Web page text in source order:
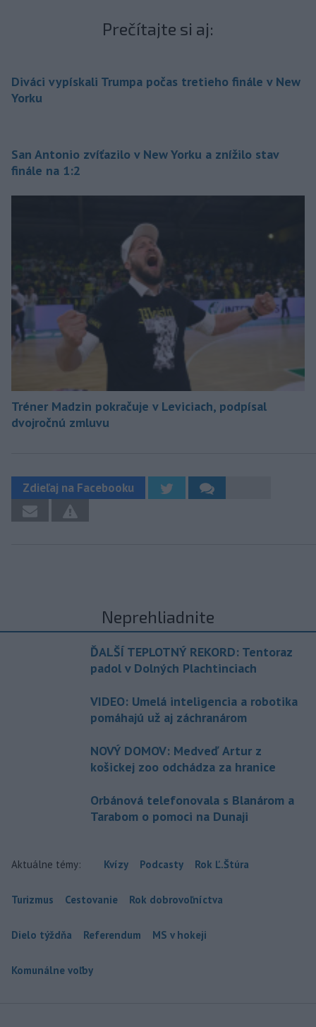
Prečítajte si aj:
Diváci vypískali Trumpa počas tretieho finále v New
Yorku
San Antonio zvíťazilo v New Yorku a znížilo stav
finále na 1:2
Tréner Madzin pokračuje v Leviciach, podpísal
dvojročnú zmluvu
Zdieľaj na Facebooku
Neprehliadnite
ĎALŠÍ TEPLOTNÝ REKORD: Tentoraz
padol v Dolných Plachtinciach
VIDEO: Umelá inteligencia a robotika
pomáhajú už aj záchranárom
NOVÝ DOMOV: Medveď Artur z
košickej zoo odchádza za hranice
Orbánová telefonovala s Blanárom a
Tarabom o pomoci na Dunaji
Aktuálne témy: Kvízy Podcasty Rok Ľ.Štúra
Turizmus Cestovanie Rok dobrovoľníctva
Dielo týždňa Referendum MS v hokeji
Komunálne voľby